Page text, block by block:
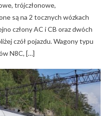
trójczłonowe,
są na 2 tocznych wózkach
człony AC i CB oraz dwóch
czół pojazdu. Wagony typu
N8C, […]